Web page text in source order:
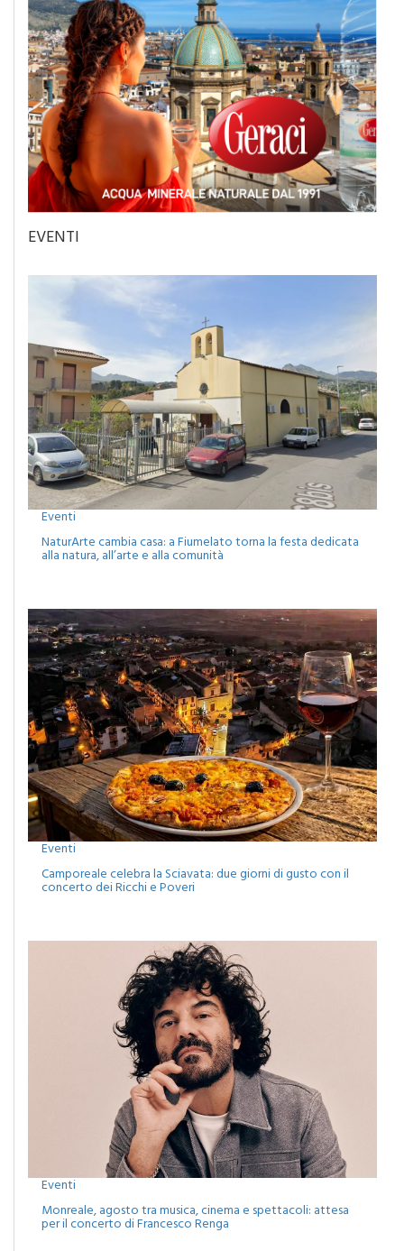
Eventi
NaturArte cambia casa: a Fiumelato torna la festa dedicata
Eventi
Camporeale celebra la Sciavata: due giorni di gusto con il
Eventi
Monreale, agosto tra musica, cinema e spettacoli: attesa